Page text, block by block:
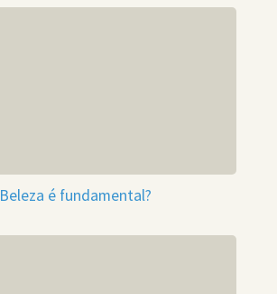
Beleza é fundamental?